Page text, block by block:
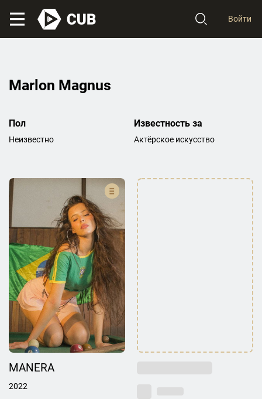
Войти
Marlon Magnus
Пол
Неизвестно
Известность за
Актёрское искусство
MANERA
2022